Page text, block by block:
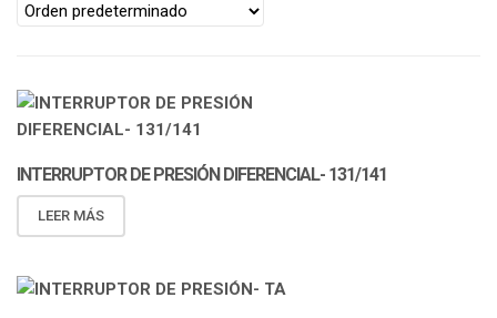
INTERRUPTOR DE PRESIÓN DIFERENCIAL- 131/141
LEER MÁS